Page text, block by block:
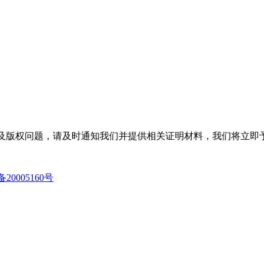
权问题，请及时通知我们并提供相关证明材料，我们将立即
20005160号